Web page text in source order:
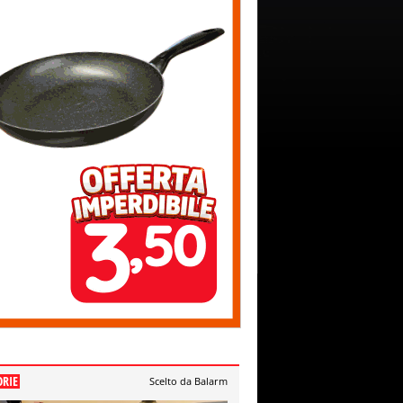
Scelto da Balarm